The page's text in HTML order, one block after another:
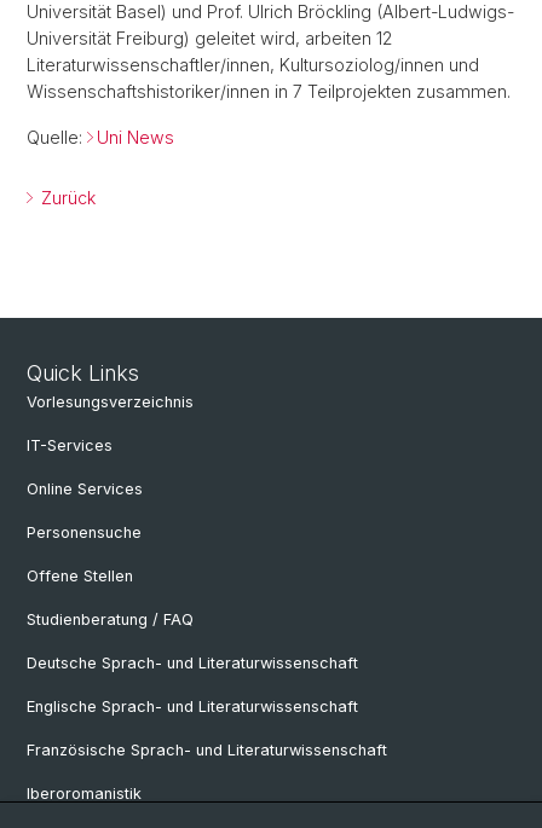
Universität Basel) und Prof. Ulrich Bröckling (Albert-Ludwigs-
Universität Freiburg) geleitet wird, arbeiten 12
Literaturwissenschaftler/innen, Kultursoziolog/innen und
Wissenschaftshistoriker/innen in 7 Teilprojekten zusammen.
Quelle: Uni News
Zurück
Quick Links
Vorlesungsverzeichnis
IT-Services
Online Services
Personensuche
Offene Stellen
Studienberatung / FAQ
Deutsche Sprach- und Literaturwissenschaft
Englische Sprach- und Literaturwissenschaft
Französische Sprach- und Literaturwissenschaft
Iberoromanistik